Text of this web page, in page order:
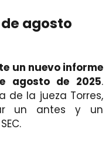
de agosto
un nuevo informe
agosto de 2025.
de la jueza Torres,
un antes y un